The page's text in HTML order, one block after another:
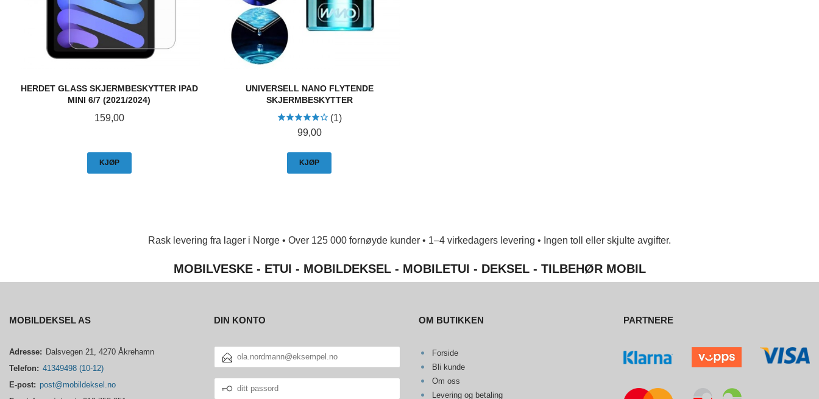
HERDET GLASS SKJERMBESKYTTER IPAD
MINI 6/7 (2021/2024)
Pris
159,00
KJØP
UNIVERSELL NANO FLYTENDE
SKJERMBESKYTTER
(1)
Pris
99,00
KJØP
Rask levering fra lager i Norge • Over 125 000 fornøyde kunder • 1–4 virkedagers levering • Ingen toll eller skjulte avgifter.
MOBILVESKE - ETUI - MOBILDEKSEL - MOBILETUI - DEKSEL - TILBEHØR MOBIL
MOBILDEKSEL AS
Adresse: Dalsvegen 21, 4270 Åkrehamn
Telefon: 41349498 (10-12)
E-post: post@mobildeksel.no
DIN KONTO
POSTADRESSE
PASSORD
OM BUTIKKEN
Forside
Bli kunde
Om oss
Levering og betaling
PARTNERE